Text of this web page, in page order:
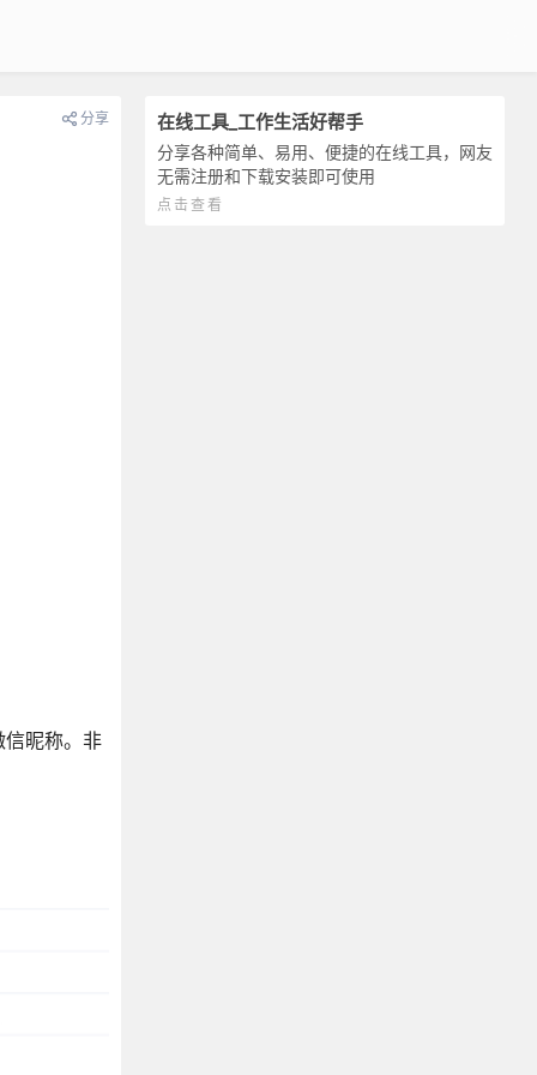
在线工具_工作生活好帮手
分享各种简单、易用、便捷的在线工具，网友
无需注册和下载安装即可使用
点击查看
分享
昵称。非